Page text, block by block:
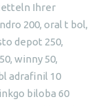
Ihrer
200, oral t bol,
depot 250,
winny 50,
adrafinil 10
biloba 60